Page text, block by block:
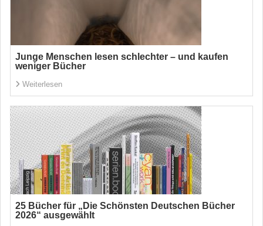
Junge Menschen lesen schlechter – und kaufen
weniger Bücher
Weiterlesen
25 Bücher für „Die Schönsten Deutschen Bücher
2026“ ausgewählt